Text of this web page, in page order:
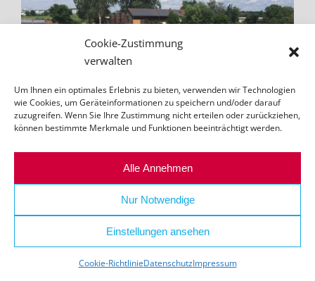
Cookie-Zustimmung
verwalten
Um Ihnen ein optimales Erlebnis zu bieten, verwenden wir Technologien
wie Cookies, um Geräteinformationen zu speichern und/oder darauf
zuzugreifen. Wenn Sie Ihre Zustimmung nicht erteilen oder zurückziehen,
können bestimmte Merkmale und Funktionen beeinträchtigt werden.
Alle Annehmen
Nur Notwendige
Einstellungen ansehen
Cookie-RichtlinieDatenschutzImpressum